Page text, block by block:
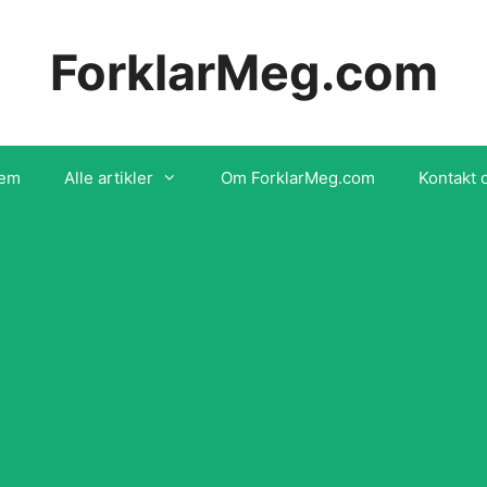
ForklarMeg.com
Alle artikler Om ForklarMeg.com Kontakt